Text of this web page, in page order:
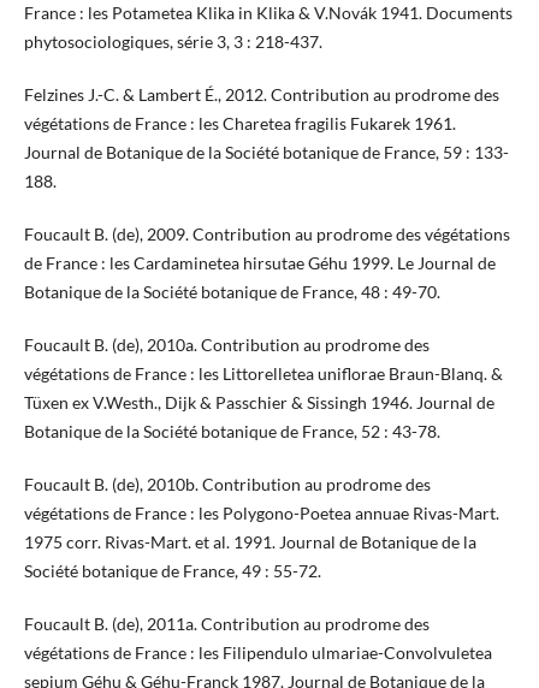
France : les Potametea Klika in Klika & V.Novák 1941. Documents
phytosociologiques, série 3, 3 : 218-437.
Felzines J.-C. & Lambert É., 2012. Contribution au prodrome des
végétations de France : les Charetea fragilis Fukarek 1961.
Journal de Botanique de la Société botanique de France, 59 : 133-
188.
Foucault B. (de), 2009. Contribution au prodrome des végétations
de France : les Cardaminetea hirsutae Géhu 1999. Le Journal de
Botanique de la Société botanique de France, 48 : 49-70.
Foucault B. (de), 2010a. Contribution au prodrome des
végétations de France : les Littorelletea uniflorae Braun-Blanq. &
Tüxen ex V.Westh., Dijk & Passchier & Sissingh 1946. Journal de
Botanique de la Société botanique de France, 52 : 43-78.
Foucault B. (de), 2010b. Contribution au prodrome des
végétations de France : les Polygono-Poetea annuae Rivas-Mart.
1975 corr. Rivas-Mart. et al. 1991. Journal de Botanique de la
Société botanique de France, 49 : 55-72.
Foucault B. (de), 2011a. Contribution au prodrome des
végétations de France : les Filipendulo ulmariae-Convolvuletea
sepium Géhu & Géhu-Franck 1987. Journal de Botanique de la